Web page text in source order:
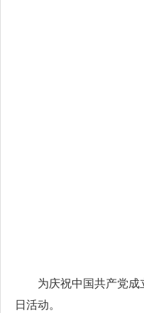
为庆祝中国共产党成
日活动。